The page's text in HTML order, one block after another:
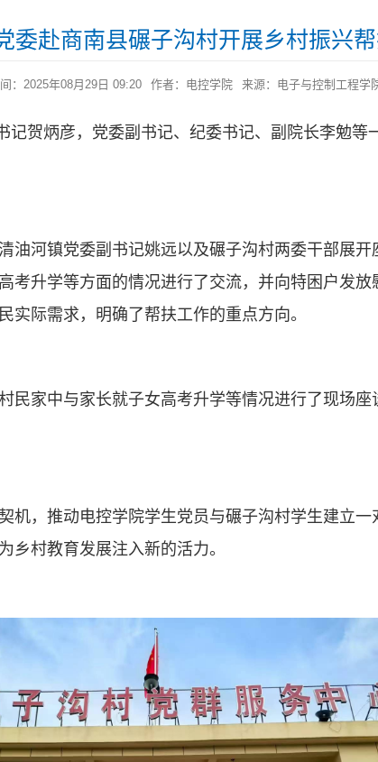
委赴商南县碾子沟村开展乡村振兴
：2025年08月29日 09:20 作者：电控学院 来源：电子与控制工程学
记贺炳彦，党委副书记、纪委书记、副院长李勉等
油河镇党委副书记姚远以及碾子沟村两委干部展
考升学等方面的情况进行了交流，并向特困户发
实际需求，明确了帮扶工作的重点方向。
民家中与家长就子女高考升学等情况进行了现场
机，推动电控学院学生党员与碾子沟村学生建立
乡村教育发展注入新的活力。